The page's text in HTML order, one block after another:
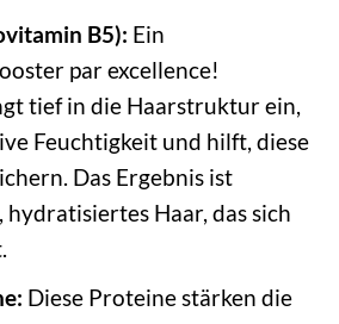
B5): Ein
par excellence!
tief in die Haarstruktur ein,
Feuchtigkeit und hilft, diese
Das Ergebnis ist
hydratisiertes Haar, das sich
Diese Proteine stärken die